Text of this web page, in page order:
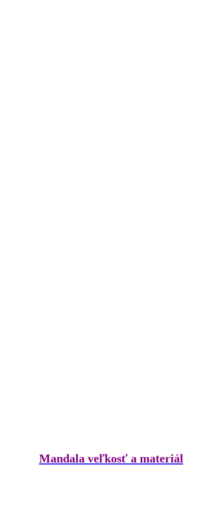
Mandala veľkosť a materiál